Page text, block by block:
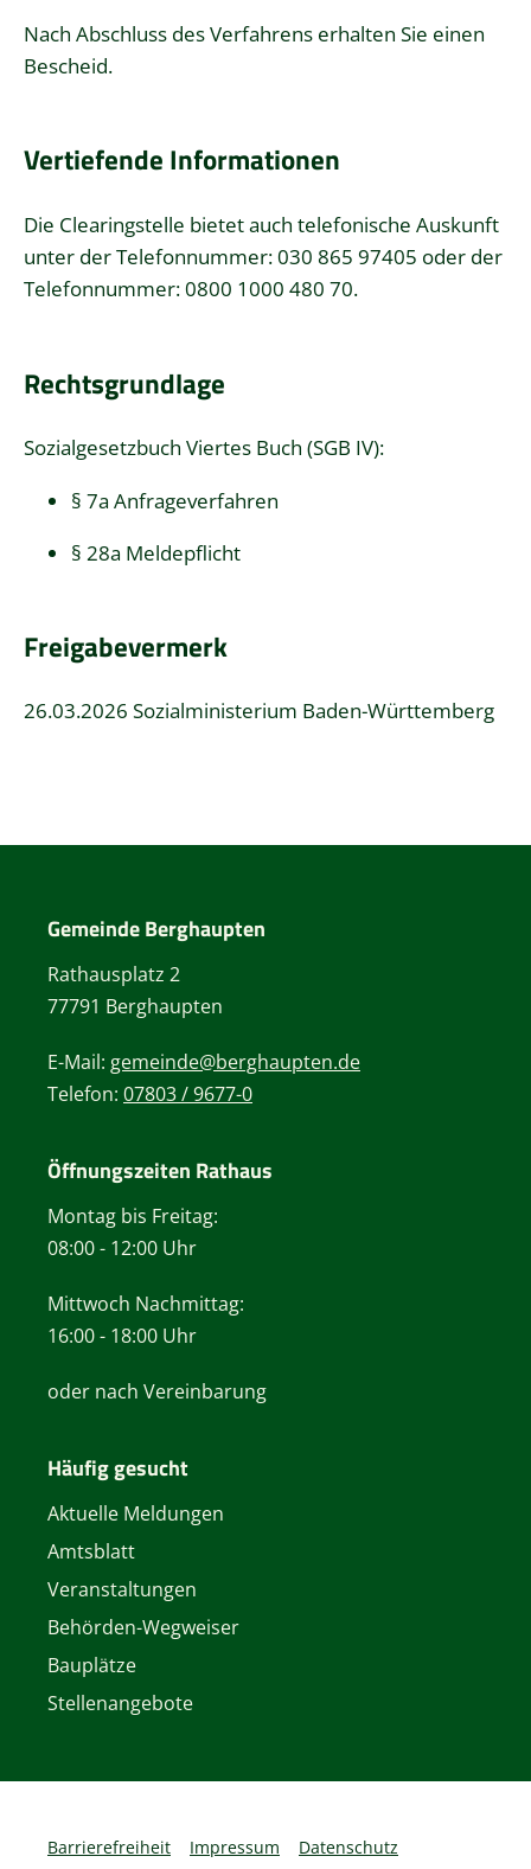
Nach Abschluss des Verfahrens erhalten Sie einen
Bescheid.
Vertiefende Informationen
Die Clearingstelle bietet auch telefonische Auskunft
unter der Telefonnummer: 030 865 97405 oder der
Telefonnummer: 0800 1000 480 70.
Rechtsgrundlage
Sozialgesetzbuch Viertes Buch (SGB IV):
§ 7a Anfrageverfahren
§ 28a Meldepflicht
Freigabevermerk
26.03.2026 Sozialministerium Baden-Württemberg
Gemeinde Berghaupten
Rathausplatz 2
77791 Berghaupten
E-Mail: gemeinde@berghaupten.de
Telefon: 07803 / 9677-0
Öffnungszeiten Rathaus
Montag bis Freitag:
08:00 - 12:00 Uhr
Mittwoch Nachmittag:
16:00 - 18:00 Uhr
oder nach Vereinbarung
Häufig gesucht
Aktuelle Meldungen
Amtsblatt
Veranstaltungen
Behörden-Wegweiser
Bauplätze
Stellenangebote
Barrierefreiheit Impressum Datenschutz